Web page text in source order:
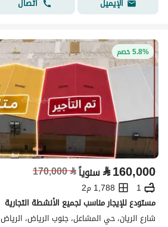
الإيميل
5.8% خصم
⃁160,000 سنوياً⃁
170,000
1
1,788 م2
مستودع للإيجار مناسب لجميع الأنشطة التجارية
شارع الريان، حي المشاعل، جنوب الرياض، الرياض